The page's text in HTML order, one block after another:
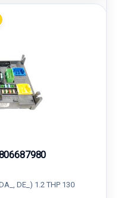
DE_) 1.2 THP 130